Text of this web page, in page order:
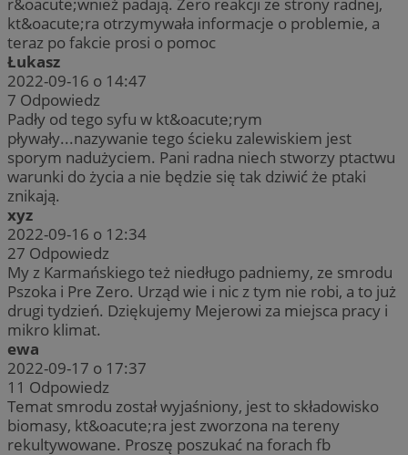
kt&oacute;ra otrzymywała informacje o problemie, a
teraz po fakcie prosi o pomoc
Łukasz
2022-09-16 o 14:47
7 Odpowiedz
Padły od tego syfu w kt&oacute;rym
pływały...nazywanie tego ścieku zalewiskiem jest
sporym nadużyciem. Pani radna niech stworzy ptactwu
warunki do życia a nie będzie się tak dziwić że ptaki
znikają.
xyz
2022-09-16 o 12:34
27 Odpowiedz
My z Karmańskiego też niedługo padniemy, ze smrodu
Pszoka i Pre Zero. Urząd wie i nic z tym nie robi, a to już
drugi tydzień. Dziękujemy Mejerowi za miejsca pracy i
mikro klimat.
ewa
2022-09-17 o 17:37
11 Odpowiedz
Temat smrodu został wyjaśniony, jest to składowisko
biomasy, kt&oacute;ra jest zworzona na tereny
rekultywowane. Proszę poszukać na forach fb